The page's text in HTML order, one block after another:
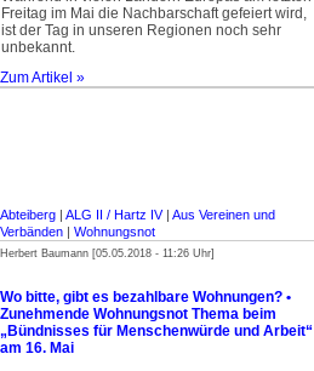
Freitag im Mai die Nachbarschaft gefeiert wird,
ist der Tag in unseren Regionen noch sehr
unbekannt.
Zum Artikel »
Abteiberg | ALG II / Hartz IV| Aus Vereinen und
Verbänden | Wohnungsnot
Herbert Baumann [05.05.2018 - 11:26 Uhr]
Wo bitte, gibt es bezahlbare Wohnungen? •
Zunehmende Wohnungsnot Thema beim
„Bündnisses für Menschenwürde und Arbeit“
am 16. Mai